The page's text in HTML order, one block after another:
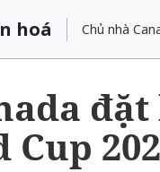
hoá Chủ nhà